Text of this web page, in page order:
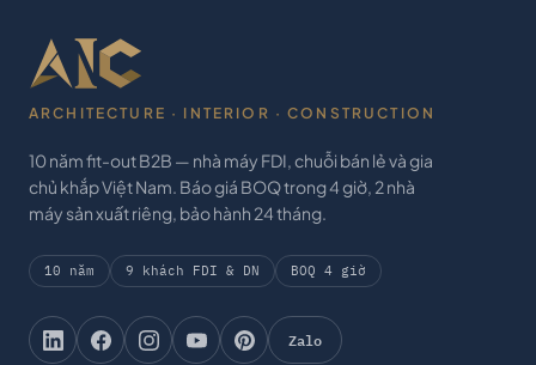
ARCHITECTURE · INTERIOR · CONSTRUCTION
10 năm fit-out B2B — nhà máy FDI, chuỗi bán lẻ và gia
chủ khắp Việt Nam. Báo giá BOQ trong 4 giờ, 2 nhà
máy sản xuất riêng, bảo hành 24 tháng.
10 năm 9 khách FDI & DN BOQ 4 giờ
Zalo